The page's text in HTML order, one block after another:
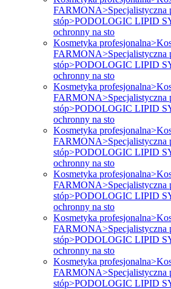
FARMONA>Specjalistyczna
stóp>PODOLOGIC LIPID
ochronny na sto
Kosmetyka
FARMONA>Specjalistyczna
stóp>PODOLOGIC LIPID
ochronny na sto
Kosmetyka
FARMONA>Specjalistyczna
stóp>PODOLOGIC LIPID
ochronny na sto
Kosmetyka
FARMONA>Specjalistyczna
stóp>PODOLOGIC LIPID
ochronny na sto
Kosmetyka
FARMONA>Specjalistyczna
stóp>PODOLOGIC LIPID
ochronny na sto
Kosmetyka
FARMONA>Specjalistyczna
stóp>PODOLOGIC LIPID
ochronny na sto
Kosmetyka
FARMONA>Specjalistyczna
stóp>PODOLOGIC LIPID